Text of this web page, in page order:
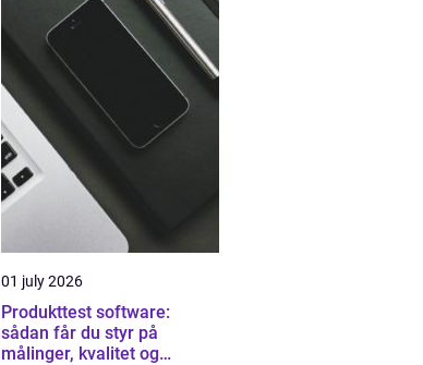
01 july 2026
Produkttest software:
sådan får du styr på
målinger, kvalitet og